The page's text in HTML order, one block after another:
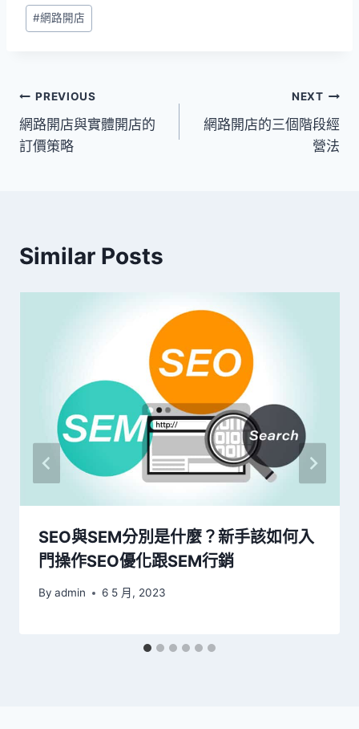
Post
Tags:
#網路開店
文
章
PREVIOUS
網路開店與實體開店的
訂價策略
NEXT
網路開店的三個階段經
營法
Similar Posts
SEO與SEM分別是什麼？新手該如何入
門操作SEO優化跟SEM行銷
By admin 6 5 月, 2023